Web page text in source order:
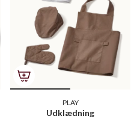
PLAY
Udklædning